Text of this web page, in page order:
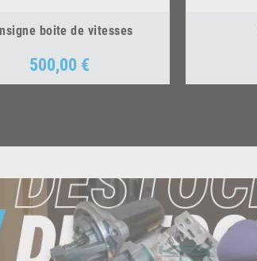
boite de vitesses
Prix
500,00 €